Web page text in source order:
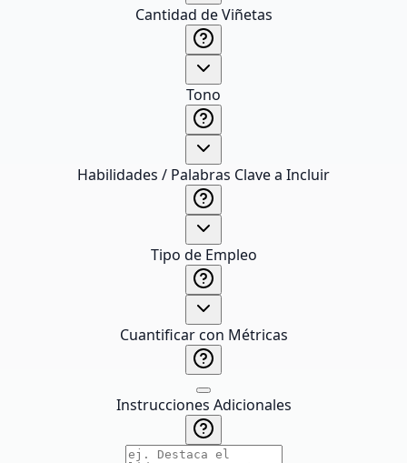
Cantidad de Viñetas
Tono
Habilidades / Palabras Clave a Incluir
Tipo de Empleo
Cuantificar con Métricas
Instrucciones Adicionales